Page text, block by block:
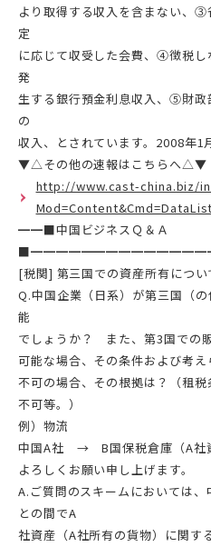
より取得する収入を含まない、
定
に応じて収受した会費、④徴税
発
生する銀行預金利息収入、⑤財政
の
収入、とされています。2008年1
▼△その他の速報はこちらへ
http://www.cast-china.biz/
━━■中国ビジネスＱ＆Ａ
[税関] 第三国での資産所有につい
Q.中国企業（日系）が第三国（
能
でしょうか？ また、第3国での
可能な場合、その条件および考え
不可の場合、その根拠は？（租
不可等。）
例）物流
中国A社 → B国保税倉庫（A
よろしくお願い申し上げます。
A.ご質問のスキームにおいては
との間でA
社資産（A社所有の貨物）に関す